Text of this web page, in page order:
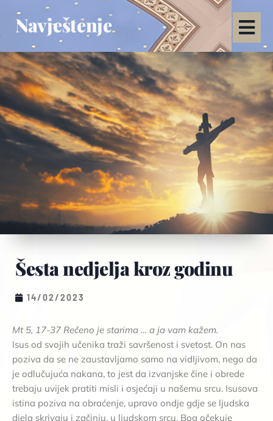
Navještenje
Šesta nedjelja kroz godinu
14/02/2023
Mt 5, 17-37 Rečeno je starima … a ja vam kažem.
Isus od svojih učenika traži savršenost i svetost. On nas
poziva da se ne zaustavljamo samo na vidljivom, nego da
je odlučujuća nakana, to jest da izvanjske čine i obrede
trebaju uvijek pratiti misli i osjećaji u našemu srcu. Isusova
istina poziva na obraćenje, upravo ondje gdje se ljudska
djela skrivaju i začinju, u ljudskom srcu. Bog očekuje